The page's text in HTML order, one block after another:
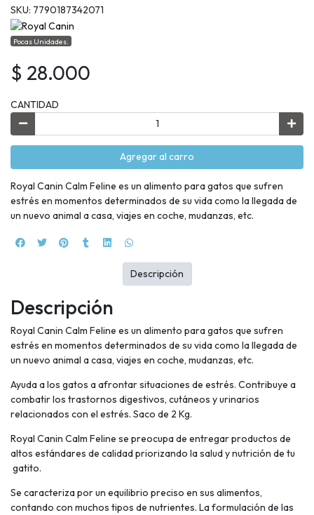
SKU: 7790187342071
Pocas Unidades.
$ 28.000
CANTIDAD
Agregar al carro
Royal Canin Calm Feline es un alimento para gatos que sufren
estrés en momentos determinados de su vida como la llegada de
un nuevo animal a casa, viajes en coche, mudanzas, etc.
Descripción
Royal Canin Calm Feline es un alimento para gatos que sufren
estrés en momentos determinados de su vida como la llegada de
un nuevo animal a casa, viajes en coche, mudanzas, etc.
Ayuda a los gatos a afrontar situaciones de estrés. Contribuye a
combatir los trastornos digestivos, cutáneos y urinarios
relacionados con el estrés. Saco de 2 Kg.
Royal Canin Calm Feline se preocupa de entregar productos de
altos estándares de calidad priorizando la salud y nutrición de tu
gatito.
Se caracteriza por un equilibrio preciso en sus alimentos,
contando con muchos tipos de nutrientes. La formulación de las
Descripción